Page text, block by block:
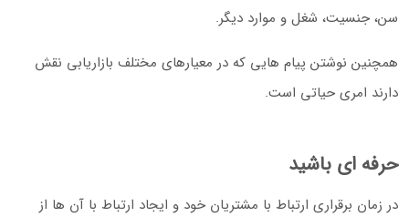
سن، جنسیت، شغل و موارد دیگر.
همچنین نوشتن پیام هایی که در معیارهای مختلف بازاریابی نقش
دارند امری حیاتی است.
حرفه ای باشید
در زمان برقراری ارتباط با مشتریان خود و ایجاد ارتباط با آن ها از